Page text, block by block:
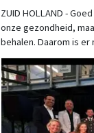
ZUID HOLLAND -
onze gezondheid,
behalen. Daarom is er